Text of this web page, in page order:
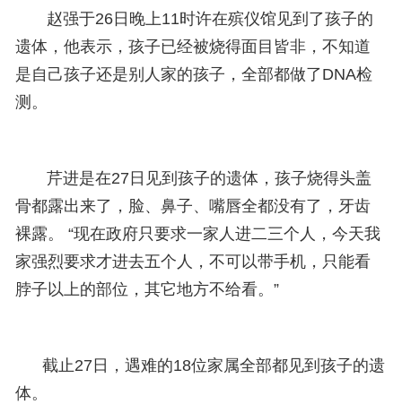
赵强于26日晚上11时许在殡仪馆见到了孩子的
遗体，他表示，孩子已经被烧得面目皆非，不知道
是自己孩子还是别人家的孩子，全部都做了DNA检
测。
芹进是在27日见到孩子的遗体，孩子烧得头盖
骨都露出来了，脸、鼻子、嘴唇全都没有了，牙齿
裸露。 “现在政府只要求一家人进二三个人，今天我
家强烈要求才进去五个人，不可以带手机，只能看
脖子以上的部位，其它地方不给看。”
截止27日，遇难的18位家属全部都见到孩子的遗
体。